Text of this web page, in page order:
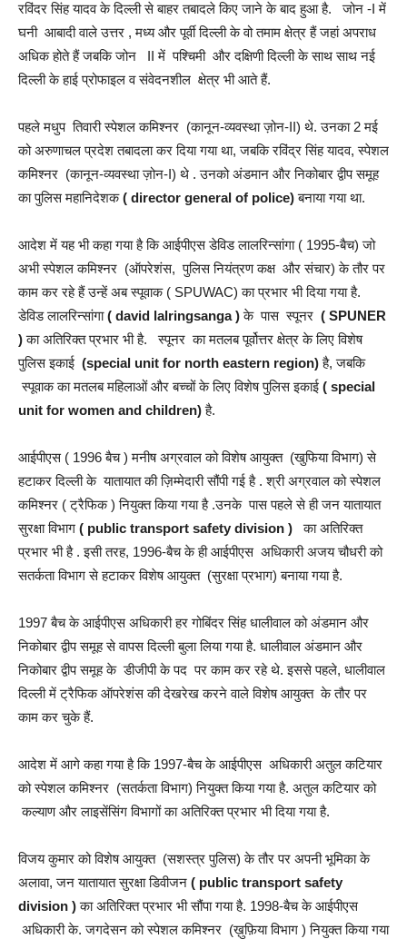
रविंदर सिंह यादव के दिल्ली से बाहर तबादले किए जाने के बाद हुआ है. जोन -I में
घनी आबादी वाले उत्तर , मध्य और पूर्वी दिल्ली के वो तमाम क्षेत्र हैं जहां अपराध
अधिक होते हैं जबकि जोन II में पश्चिमी और दक्षिणी दिल्ली के साथ साथ नई
दिल्ली के हाई प्रोफाइल व संवेदनशील क्षेत्र भी आते हैं.
पहले मधुप तिवारी स्पेशल कमिश्नर (कानून-व्यवस्था ज़ोन-II) थे. उनका 2 मई
को अरुणाचल प्रदेश तबादला कर दिया गया था, जबकि रविंद्र सिंह यादव, स्पेशल
कमिश्नर (कानून-व्यवस्था ज़ोन-I) थे . उनको अंडमान और निकोबार द्वीप समूह
का पुलिस महानिदेशक( director general of police)बनाया गया था.
आदेश में यह भी कहा गया है कि आईपीएस डेविड लालरिन्सांगा ( 1995-बैच) जो
अभी स्पेशल कमिश्नर (ऑपरेशंस, पुलिस नियंत्रण कक्ष और संचार) के तौर पर
काम कर रहे हैं उन्हें अब स्पूवाक ( SPUWAC) का प्रभार भी दिया गया है.
डेविड लालरिन्सांगा( david lalringsanga )के पास स्पूनर ( SPUNER
)का अतिरिक्त प्रभार भी है. स्पूनर का मतलब पूर्वोत्तर क्षेत्र के लिए विशेष
पुलिस इकाई (special unit for north eastern region)है, जबकि
स्पूवाक का मतलब महिलाओं और बच्चों के लिए विशेष पुलिस इकाई ( special
unit for women and children)है.
आईपीएस ( 1996 बैच ) मनीष अग्रवाल को विशेष आयुक्त (खुफिया विभाग) से
हटाकर दिल्ली के यातायात की ज़िम्मेदारी सौंपी गई है . श्री अग्रवाल को स्पेशल
कमिश्नर ( ट्रैफिक ) नियुक्त किया गया है .उनके पास पहले से ही जन यातायात
सुरक्षा विभाग ( public transport safety division )
का अतिरिक्त
प्रभार भी है . इसी तरह, 1996-बैच के ही आईपीएस अधिकारी अजय चौधरी को
सतर्कता विभाग से हटाकर विशेष आयुक्त (सुरक्षा प्रभाग) बनाया गया है.
1997 बैच के आईपीएस अधिकारी हर गोबिंदर सिंह धालीवाल को अंडमान और
निकोबार द्वीप समूह से वापस दिल्ली बुला लिया गया है. धालीवाल अंडमान और
निकोबार द्वीप समूह के डीजीपी के पद पर काम कर रहे थे. इससे पहले, धालीवाल
दिल्ली में ट्रैफिक ऑपरेशंस की देखरेख करने वाले विशेष आयुक्त के तौर पर
काम कर चुके हैं.
आदेश में आगे कहा गया है कि 1997-बैच के आईपीएस अधिकारी अतुल कटियार
को स्पेशल कमिश्नर (सतर्कता विभाग) नियुक्त किया गया है. अतुल कटियार को
कल्याण और लाइसेंसिंग विभागों का अतिरिक्त प्रभार भी दिया गया है.
विजय कुमार को विशेष आयुक्त (सशस्त्र पुलिस) के तौर पर अपनी भूमिका के
अलावा, जन यातायात सुरक्षा डिवीजन ( public transport safety
division )का अतिरिक्त प्रभार भी सौंपा गया है. 1998-बैच के आईपीएस
अधिकारी के. जगदेसन को स्पेशल कमिश्नर (ख़ुफ़िया विभाग ) नियुक्त किया गया